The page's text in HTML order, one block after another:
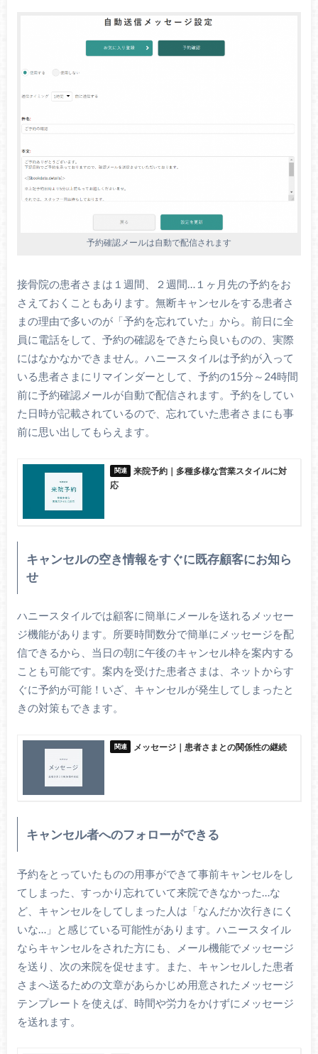
予約確認メールは自動で配信されます
接骨院の患者さまは１週間、２週間…１ヶ月先の予約をお
さえておくこともあります。無断キャンセルをする患者さ
まの理由で多いのが「予約を忘れていた」から。前日に全
員に電話をして、予約の確認をできたら良いものの、実際
にはなかなかできません。ハニースタイルは予約が入って
いる患者さまにリマインダーとして、予約の15分～24時間
前に予約確認メールが自動で配信されます。予約をしてい
た日時が記載されているので、忘れていた患者さまにも事
前に思い出してもらえます。
来院予約｜多種多様な営業スタイルに対
応
キャンセルの空き情報をすぐに既存顧客にお知ら
せ
ハニースタイルでは顧客に簡単にメールを送れるメッセー
ジ機能があります。所要時間数分で簡単にメッセージを配
信できるから、当日の朝に午後のキャンセル枠を案内する
ことも可能です。案内を受けた患者さまは、ネットからす
ぐに予約が可能！いざ、キャンセルが発生してしまったと
きの対策もできます。
メッセージ｜患者さまとの関係性の継続
キャンセル者へのフォローができる
予約をとっていたものの用事ができて事前キャンセルをし
てしまった、すっかり忘れていて来院できなかった…な
ど、キャンセルをしてしまった人は「なんだか次行きにく
いな…」と感じている可能性があります。ハニースタイル
ならキャンセルをされた方にも、メール機能でメッセージ
を送り、次の来院を促せます。また、キャンセルした患者
さまへ送るための文章があらかじめ用意されたメッセージ
テンプレートを使えば、時間や労力をかけずにメッセージ
を送れます。